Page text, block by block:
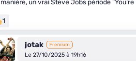
manière, un vrai Steve Jobs période
1
jotak Premium
Le 27/10/2025 à 19h16